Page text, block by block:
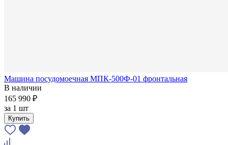
Машина посудомоечная МПК-500Ф-01 фронтальная
В наличии
165 990 ₽
за 1 шт
Купить